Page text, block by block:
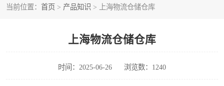
当前位置： 首页 > 产品知识 > 上海物流仓储仓库
上海物流仓储仓库
时间：2025-06-26 浏览数：1240
上海仓库代运营